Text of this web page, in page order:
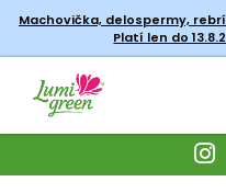
Machovička, delospermy,
Platí len do